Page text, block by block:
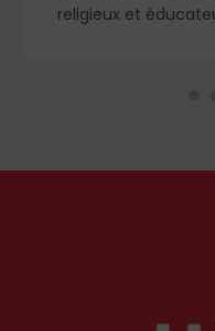
sur une